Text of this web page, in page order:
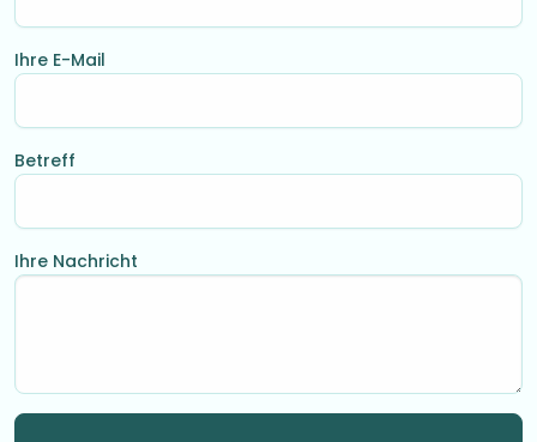
Ihre E-Mail
Betreff
Ihre Nachricht